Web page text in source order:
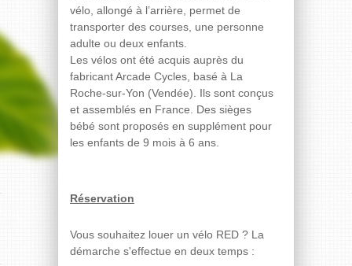
vélo, allongé à l’arrière, permet de
transporter des courses, une personne
adulte ou deux enfants.
Les vélos ont été acquis auprès du
fabricant Arcade Cycles, basé à La
Roche-sur-Yon (Vendée). Ils sont conçus
et assemblés en France. Des sièges
bébé sont proposés en supplément pour
les enfants de 9 mois à 6 ans.
Réservation
Vous souhaitez louer un vélo RED ? La
démarche s'effectue en deux temps :